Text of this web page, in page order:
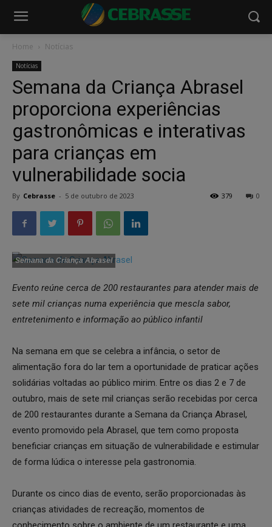
Home Notícias
Notícias
Semana da Criança Abrasel
proporciona experiências
gastronômicas e interativas
para crianças em
vulnerabilidade socia
By Cebrasse - 5 de outubro de 2023 0
379
Semana da Criança Abrasel
Evento reúne cerca de 200 restaurantes para atender mais de
sete mil crianças numa experiência que mescla sabor,
entretenimento e informação ao público infantil
Na semana em que se celebra a infância, o setor de
alimentação fora do lar tem a oportunidade de praticar ações
solidárias voltadas ao público mirim. Entre os dias 2 e 7 de
outubro, mais de sete mil crianças serão recebidas por cerca
de 200 restaurantes durante a Semana da Criança Abrasel,
evento promovido pela Abrasel, que tem como proposta
beneficiar crianças em situação de vulnerabilidade e estimular
de forma lúdica o interesse pela gastronomia.
Durante os cinco dias de evento, serão proporcionadas às
crianças atividades de recreação, momentos de